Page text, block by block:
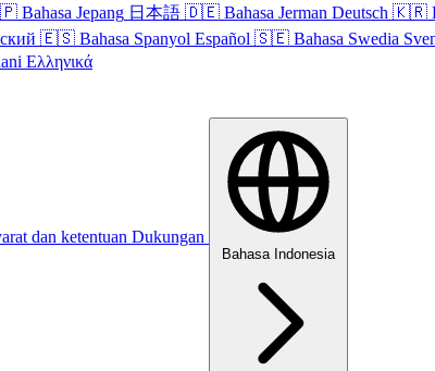
Bahasa Jepang 日本語 🇩🇪 Bahasa Jerman Deutsch 🇰🇷
🇪🇸 Bahasa Spanyol Español 🇸🇪 Bahasa Swedia
Ελληνικά
dan ketentuan Dukungan
Bahasa Indonesia